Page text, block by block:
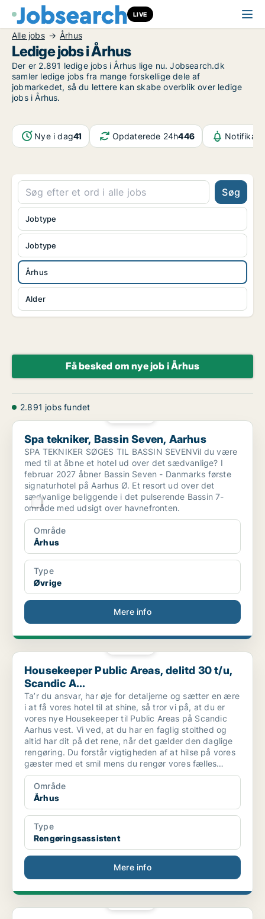
LIVE
Alle jobs Århus
Ledige jobs i Århus
Der er 2.891 ledige jobs i Århus lige nu. Jobsearch.dk
samler ledige jobs fra mange forskellige dele af
jobmarkedet, så du lettere kan skabe overblik over ledige
jobs i Århus.
Nye i dag41 Opdaterede 24h446
Søg
Jobtype
Århus
Alder
Jobtype
Få besked om nye job i Århus
2.891 jobs fundet
Spa tekniker, Bassin Seven, Aarhus
Spa tekniker, Bassin Seven, Aarhus
SPA TEKNIKER SØGES TIL BASSIN SEVENVil du være
med til at åbne et hotel ud over det sædvanlige? I
februar 2027 åbner Bassin Seven - Danmarks første
signaturhotel på Aarhus Ø. Et resort ud over det
sædvanlige beliggende i det pulserende Bassin 7-
område med udsigt over havnefronten.
Område
Århus
Type
Øvrige
Mere info
Housekeeper Public Areas, delitd 30 t/u, Scandic A...
Housekeeper Public Areas, delitd 30 t/u,
Scandic A...
Ta’r du ansvar, har øje for detaljerne og sætter en ære
i at få vores hotel til at shine, så tror vi på, at du er
vores nye Housekeeper til Public Areas på Scandic
Aarhus vest. Vi ved, at du har en faglig stolthed og
altid har dit på det rene, når det gælder den daglige
rengøring. Du forstår vigtigheden af at hilse på vores
gæster med et smil mens du rengør vores fælles
områder.
Område
Århus
Type
Rengøringsassistent
Mere info
Afløser / on demand receptionist, Scandic The Mayo...